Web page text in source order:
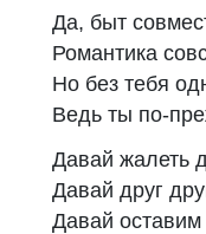
Да, быт
Романтика
Но без тебя
Ведь ты по-
Давай жалеть
Давай друг
Давай оставим